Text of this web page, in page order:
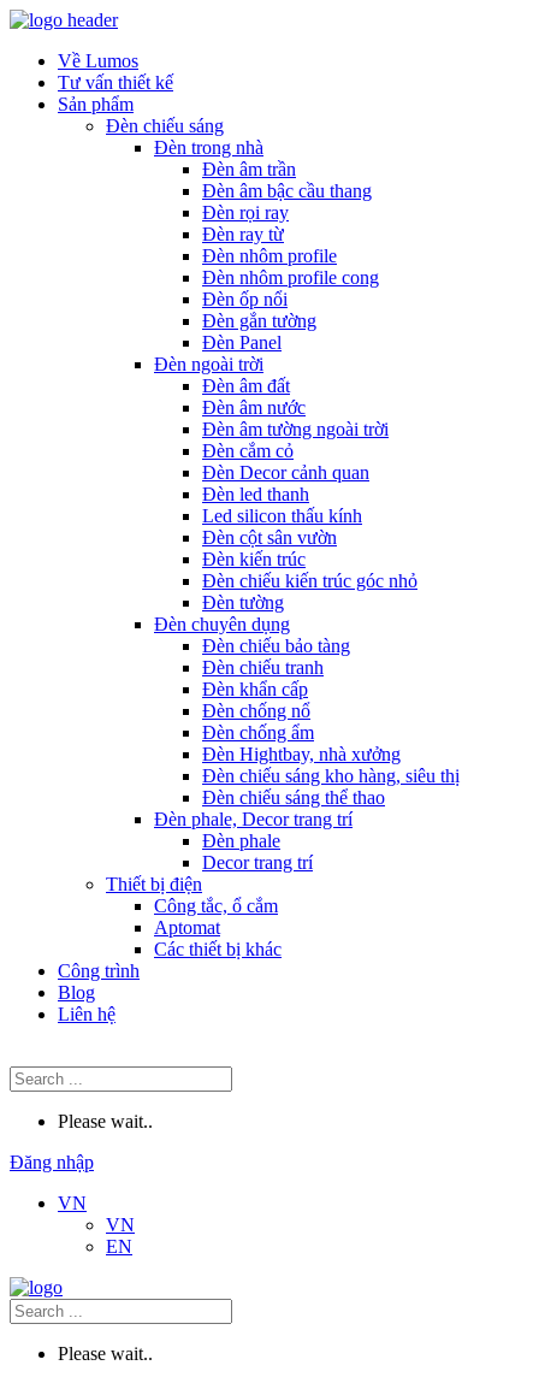
Về Lumos
Tư vấn thiết kế
Sản phẩm
Đèn chiếu sáng
Đèn trong nhà
Đèn âm trần
Đèn âm bậc cầu thang
Đèn rọi ray
Đèn ray từ
Đèn nhôm profile
Đèn nhôm profile cong
Đèn ốp nổi
Đèn gắn tường
Đèn Panel
Đèn ngoài trời
Đèn âm đất
Đèn âm nước
Đèn âm tường ngoài trời
Đèn cắm cỏ
Đèn Decor cảnh quan
Đèn led thanh
Led silicon thấu kính
Đèn cột sân vườn
Đèn kiến trúc
Đèn chiếu kiến trúc góc nhỏ
Đèn tường
Đèn chuyên dụng
Đèn chiếu bảo tàng
Đèn chiếu tranh
Đèn khẩn cấp
Đèn chống nổ
Đèn chống ẩm
Đèn Hightbay, nhà xưởng
Đèn chiếu sáng kho hàng, siêu thị
Đèn chiếu sáng thể thao
Đèn phale, Decor trang trí
Đèn phale
Decor trang trí
Thiết bị điện
Công tắc, ổ cắm
Aptomat
Các thiết bị khác
Công trình
Blog
Liên hệ
Please wait..
Đăng nhập
VN
VN
EN
Please wait..